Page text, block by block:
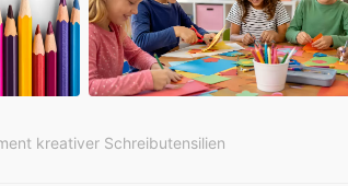
kreativer Schreibutensilien